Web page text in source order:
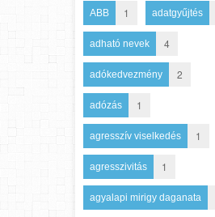
ABB 1 adatgyűjtés
adható nevek 4
adókedvezmény 2
adózás 1
agresszív viselkedés 1
agresszivitás 1
agyalapi mirigy daganata